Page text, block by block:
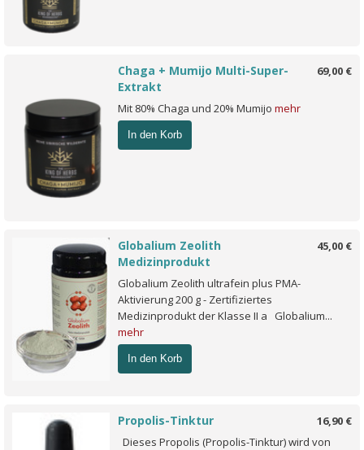
69,00 €
Chaga + Mumijo Multi-Super-
Extrakt
Mit 80% Chaga und 20% Mumijo mehr
In den Korb
45,00 €
Globalium Zeolith
Medizinprodukt
Globalium Zeolith ultrafein plus PMA-
Aktivierung 200 g - Zertifiziertes
Medizinprodukt der Klasse II a Globalium...
mehr
In den Korb
16,90 €
Propolis-Tinktur
Dieses Propolis (Propolis-Tinktur) wird von